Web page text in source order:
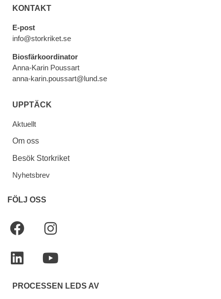
KONTAKT
E-post
info@storkriket.se
Biosfärkoordinator
Anna-Karin Poussart
anna-karin.poussart@lund.se
UPPTÄCK
Aktuellt
Om oss
Besök Storkriket
Nyhetsbrev
FÖLJ OSS
PROCESSEN LEDS AV